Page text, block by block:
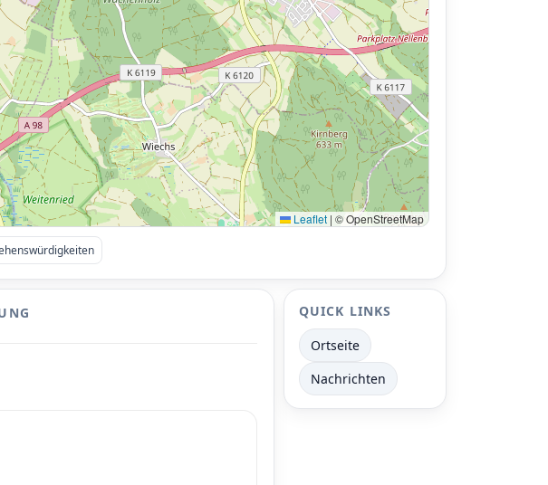
Leaflet | © OpenStreetMap
QUICK LINKS
Ortseite
Nachrichten